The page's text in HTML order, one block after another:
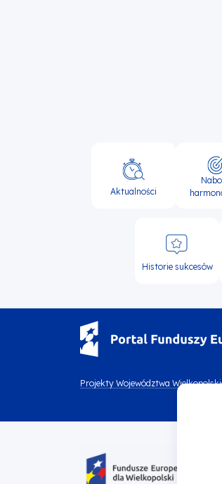
Główna
nawigacja
Aktualności
Historie sukcesów
Menu
bottom
1
Projekty Województwa